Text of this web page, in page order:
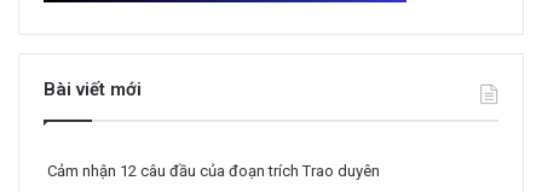
Bài viết mới
Cảm nhận 12 câu đầu của đoạn trích Trao duyên